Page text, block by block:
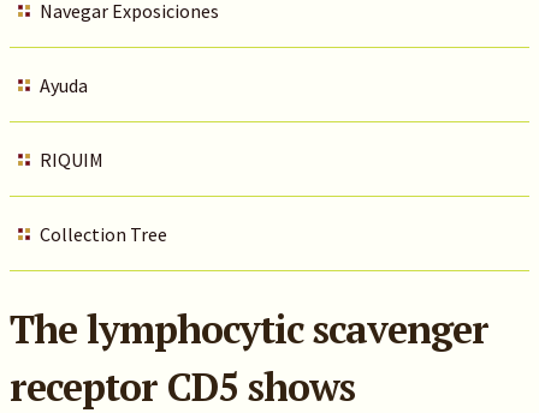
Navegar Exposiciones
Ayuda
RIQUIM
Collection Tree
The lymphocytic scavenger
receptor CD5 shows